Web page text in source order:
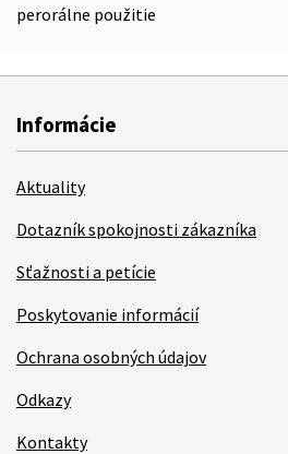
perorálne použitie
Informácie
Aktuality
Dotazník spokojnosti zákazníka
Sťažnosti a petície
Poskytovanie informácií
Ochrana osobných údajov
Odkazy
Kontakty